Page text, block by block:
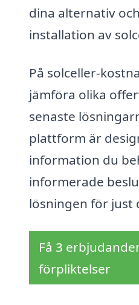
dina alternativ
installation av
På solceller-
jämföra olika
senaste
plattform är
information du
informerade
lösningen för just
Få 3
förpliktelser